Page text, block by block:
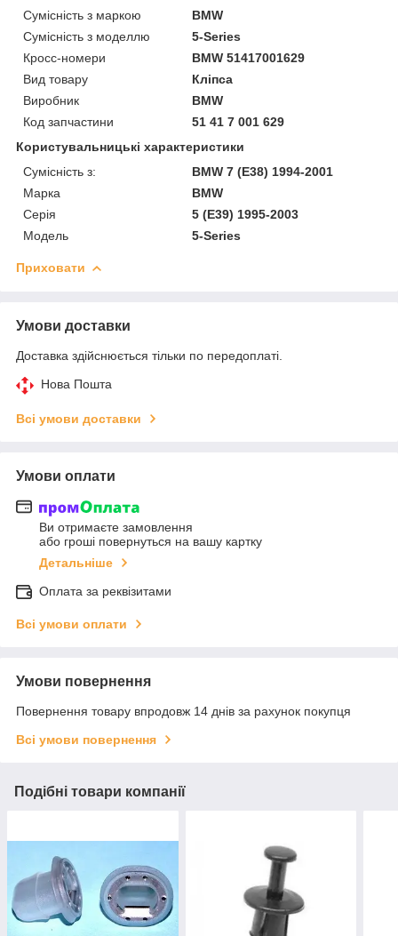
Сумісність з маркою
BMW
Сумісність з моделлю
5-Series
Кросс-номери
BMW 51417001629
Вид товару
Кліпса
Виробник
BMW
Код запчастини
51 41 7 001 629
Користувальницькі характеристики
Сумісність з:
BMW 7 (E38) 1994-2001
Марка
BMW
Серія
5 (E39) 1995-2003
Модель
5-Series
Приховати
Умови доставки
Доставка здійснюється тільки по передоплаті.
Нова Пошта
Всі умови доставки
Умови оплати
Ви отримаєте замовлення
або гроші повернуться на вашу картку
Детальніше
Оплата за реквізитами
Всі умови оплати
Умови повернення
Повернення товару впродовж 14 днів за рахунок покупця
Всі умови повернення
Подібні товари компанії